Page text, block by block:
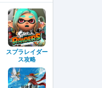
スプラレイダー
ス攻略